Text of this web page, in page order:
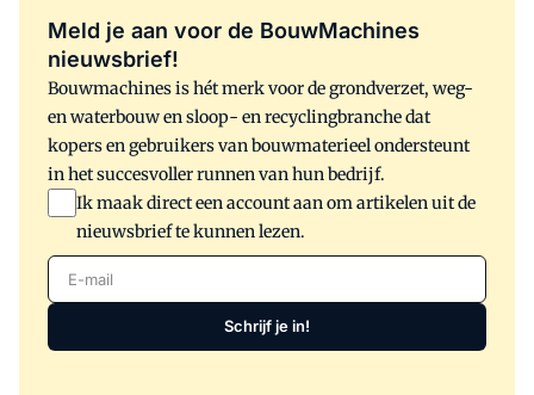
Meld je aan voor de BouwMachines
nieuwsbrief!
Bouwmachines is hét merk voor de grondverzet, weg-
en waterbouw en sloop- en recyclingbranche dat
kopers en gebruikers van bouwmaterieel ondersteunt
in het succesvoller runnen van hun bedrijf.
Ik maak direct een account aan om artikelen uit de
nieuwsbrief te kunnen lezen.
E-mail
Schrijf je in!